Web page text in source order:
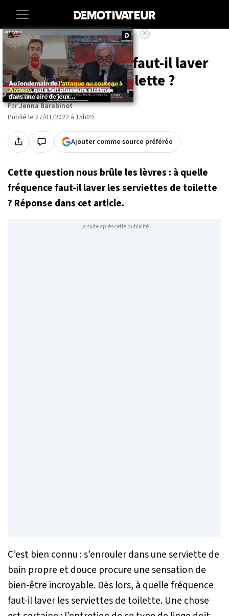
Accueil Maison
À quelle fréquence faut-il laver
les serviettes de toilette ?
ParJenna Barabinot
Publié le 27/01/2022 à 15h09
Ajouter comme source préférée
Cette question nous brûle les lèvres : à quelle
fréquence faut-il laver les serviettes de toilette
? Réponse dans cet article.
La suite après cette publicité
C’est bien connu : s’enrouler dans une serviette de
bain propre et douce procure une sensation de
bien-être incroyable. Dès lors, à quelle fréquence
faut-il laver les serviettes de toilette. Une chose
×